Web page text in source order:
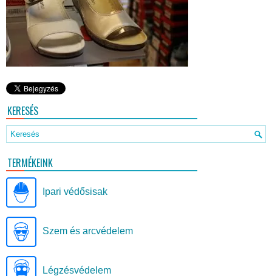
KERESÉS
TERMÉKEINK
Ipari védősisak
Szem és arcvédelem
Légzésvédelem